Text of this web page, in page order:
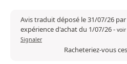
Avis traduit déposé le 31/07/26
expérience d'achat du 1/07/26-
Signaler
Racheteriez-vous